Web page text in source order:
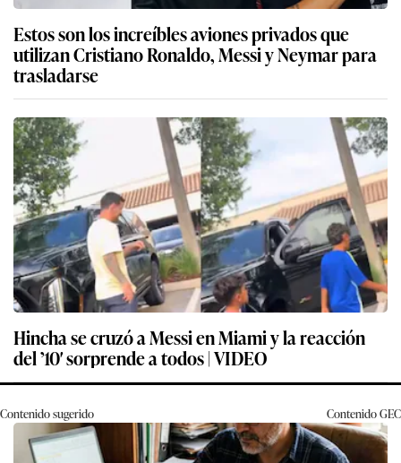
Estos son los increíbles aviones privados que
utilizan Cristiano Ronaldo, Messi y Neymar para
trasladarse
Hincha se cruzó a Messi en Miami y la reacción
del ’10′ sorprende a todos | VIDEO
Contenido sugerido ContenidoGEC